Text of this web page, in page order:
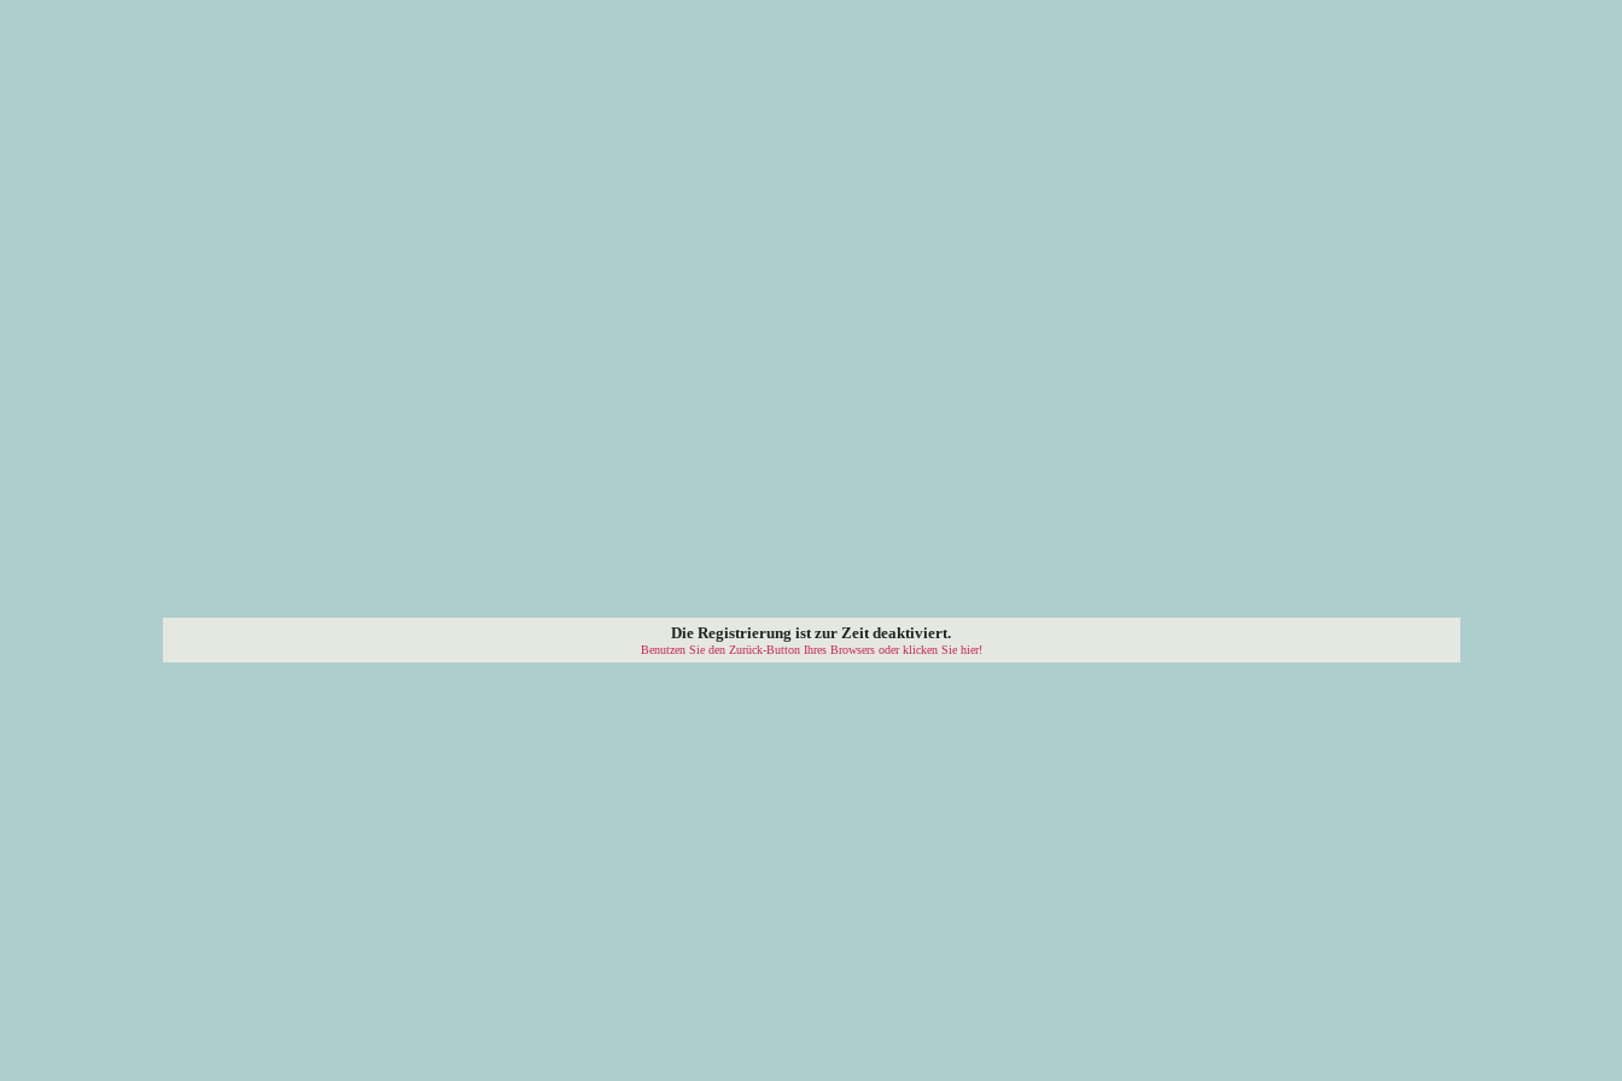
Die Registrierung ist zur Zeit deaktiviert.
Benutzen Sie den Zurück-Button Ihres Browsers oder klicken Sie hier!